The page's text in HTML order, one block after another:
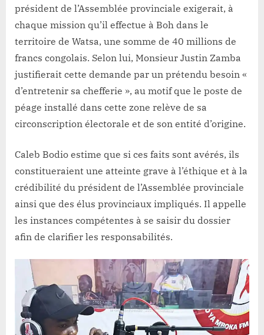
président de l’Assemblée provinciale exigerait, à
chaque mission qu’il effectue à Boh dans le
territoire de Watsa, une somme de 40 millions de
francs congolais. Selon lui, Monsieur Justin Zamba
justifierait cette demande par un prétendu besoin «
d’entretenir sa chefferie », au motif que le poste de
péage installé dans cette zone relève de sa
circonscription électorale et de son entité d’origine.
Caleb Bodio estime que si ces faits sont avérés, ils
constitueraient une atteinte grave à l’éthique et à la
crédibilité du président de l’Assemblée provinciale
ainsi que des élus provinciaux impliqués. Il appelle
les instances compétentes à se saisir du dossier
afin de clarifier les responsabilités.